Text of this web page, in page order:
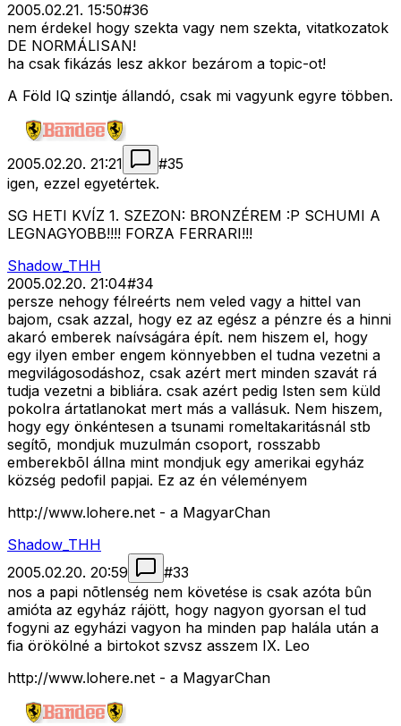
2005.02.21. 15:50#36
nem érdekel hogy szekta vagy nem szekta, vitatkozatok
DE NORMÁLISAN!
ha csak fikázás lesz akkor bezárom a topic-ot!
A Föld IQ szintje állandó, csak mi vagyunk egyre többen.
2005.02.20. 21:21 #35
igen, ezzel egyetértek.
SG HETI KVÍZ 1. SZEZON: BRONZÉREM :P SCHUMI A
LEGNAGYOBB!!!! FORZA FERRARI!!!
Shadow_THH
2005.02.20. 21:04#34
persze nehogy félreérts nem veled vagy a hittel van
bajom, csak azzal, hogy ez az egész a pénzre és a hinni
akaró emberek naívságára épít. nem hiszem el, hogy
egy ilyen ember engem könnyebben el tudna vezetni a
megvilágosodáshoz, csak azért mert minden szavát rá
tudja vezetni a bibliára. csak azért pedig Isten sem küld
pokolra ártatlanokat mert más a vallásuk. Nem hiszem,
hogy egy önkéntesen a tsunami romeltakaritásnál stb
segítõ, mondjuk muzulmán csoport, rosszabb
emberekbõl állna mint mondjuk egy amerikai egyház
község pedofil papjai. Ez az én véleményem
http://www.lohere.net - a MagyarChan
Shadow_THH
2005.02.20. 20:59
#33
nos a papi nõtlenség nem követése is csak azóta bûn
amióta az egyház rájött, hogy nagyon gyorsan el tud
fogyni az egyházi vagyon ha minden pap halála után a
fia örökölné a birtokot szvsz asszem IX. Leo
http://www.lohere.net - a MagyarChan